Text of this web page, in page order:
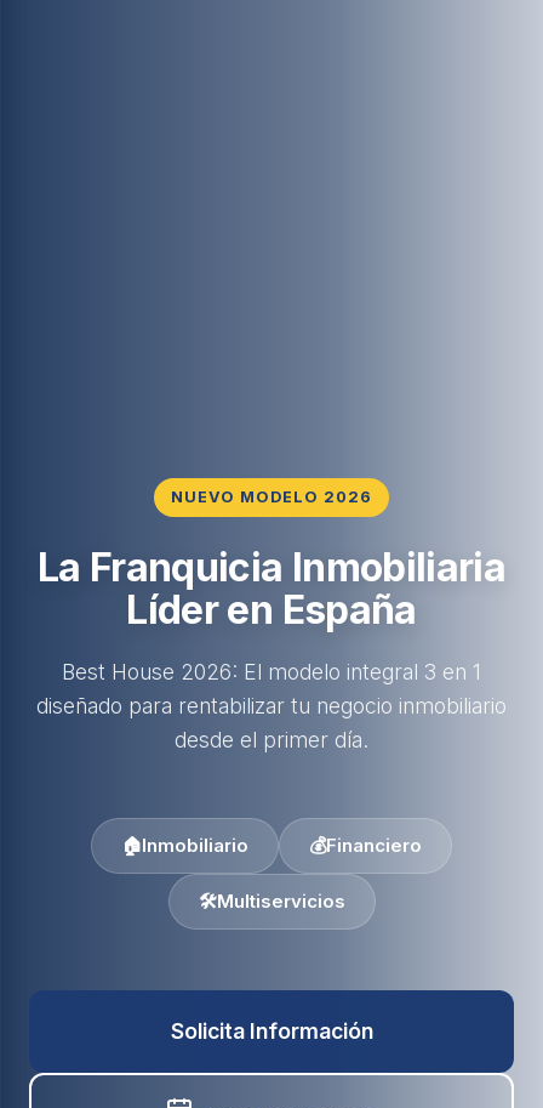
NUEVO MODELO 2026
La Franquicia Inmobiliaria
Líder en España
Best House 2026: El modelo integral 3 en 1
diseñado para rentabilizar tu negocio inmobiliario
desde el primer día.
🏠Inmobiliario 💰Financiero
🛠️Multiservicios
Solicita Información